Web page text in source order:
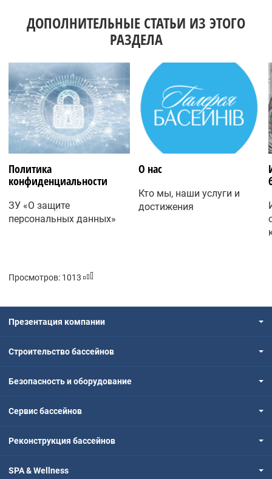
ДОПОЛНИТЕЛЬНЫЕ СТАТЬИ ИЗ ЭТОГО
РАЗДЕЛА
Политика
конфиденциальности
ЗУ «О защите
персональных данных»
О нас
Кто мы, наши услуги и
достижения
Просмотров: 1013
Презентация компании
Строительство бассейнов
Безопасность и оборудование
Сервис бассейнов
Реконструкция бассейнов
SPA & Wellness